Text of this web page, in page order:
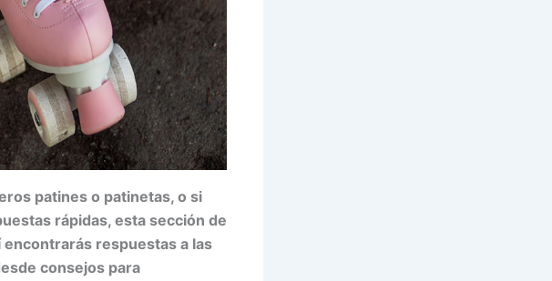
patines o patinetas, o si
rápidas, esta sección de
respuestas a las
consejos para